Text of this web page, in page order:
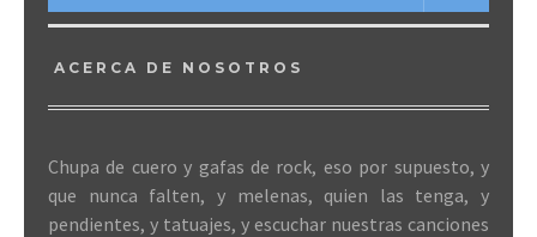
ACERCA DE NOSOTROS
Chupa de cuero y gafas de rock, eso por supuesto, y
que nunca falten, y melenas, quien las tenga, y
pendientes, y tatuajes, y escuchar nuestras canciones